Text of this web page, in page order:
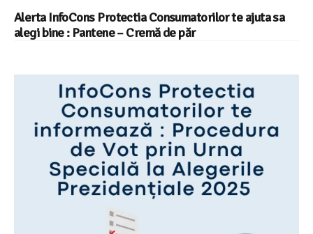
Alerta InfoCons Protectia Consumatorilor te ajuta sa
alegi bine : Pantene – Cremă de păr